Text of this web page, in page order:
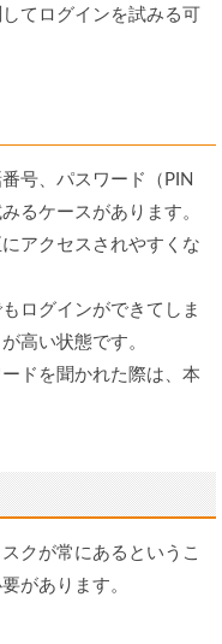
てログインを試みる可
号、パスワード（PIN
るケースがあります。
アクセスされやすくな
ログインができてしま
高い状態です。
ドを聞かれた際は、本
クが常にあるというこ
があります。